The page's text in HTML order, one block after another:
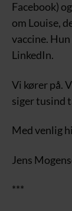
Facebook)
om Louise,
vaccine.
LinkedIn.
Vi kører på.
siger tusind
Med venlig
Jens
***